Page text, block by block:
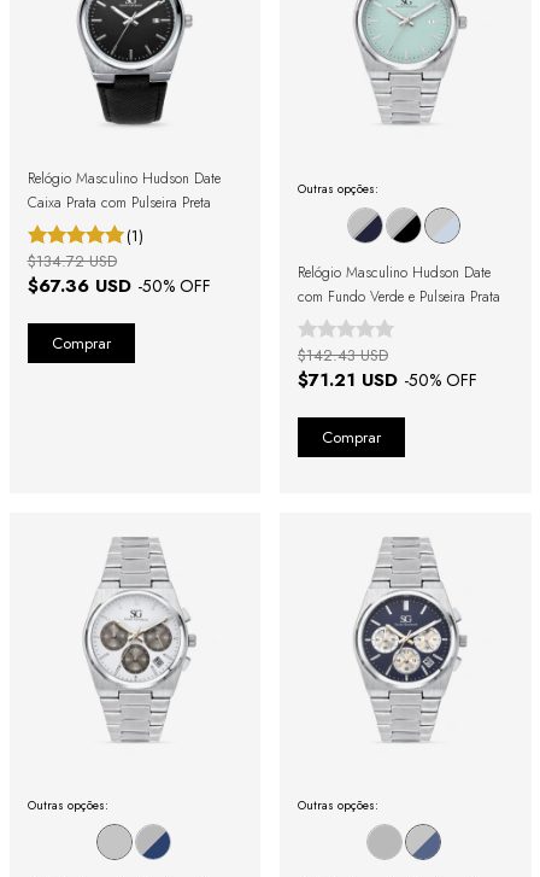
Relógio Masculino Hudson Date
Caixa Prata com Pulseira Preta
(1)
$67.36 USD -50% OFF
$134.72 USD
Outras opções:
Relógio Masculino Hudson Date
com Fundo Verde e Pulseira Prata
$71.21 USD -50% OFF
$142.43 USD
Outras opções: Outras opções: